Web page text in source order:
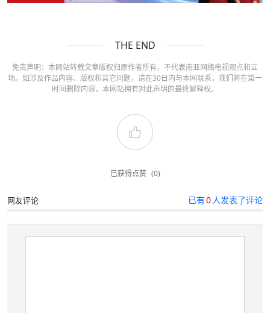
THE END
免责声明：本网站转载文章版权归原作者所有，不代表南亚网络电视观点和立
场。如涉及作品内容、版权和其它问题，请在30日内与本网联系，我们将在第一
时间删除内容，本网站拥有对此声明的最终解释权。
已获得点赞 (0)
网友评论 已有0人发表了评论